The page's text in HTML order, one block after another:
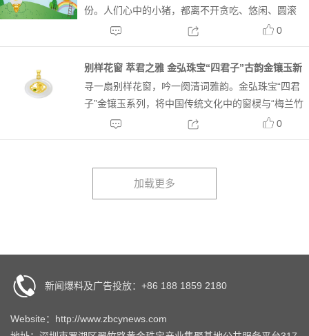
份。人们心中的小猪，都离不开贪吃、悠闲、圆滚
滚、开心又可爱的形象。而生肖属猪的人，也有阔达
自如、有耐性、热情高昂的性格特点。 “他们”性格温
和，勤勤恳恳，偶尔也会天马行空，更多时候“他
0
别样花窗 萃君之雅 金弘珠宝“四君子”古韵金镶玉新
品上市
寻一扇别样花窗，吟一阕清词雅韵。金弘珠宝“四君
子”金镶玉系列，将中国传统文化中的窗棂与“梅兰竹
菊”四君子完美融合，于温润美玉之上，精心绘就一
幅幅逸趣横生的诗意画卷。于光影交错间，演绎淡雅
0
新闻爆料及广告投放：+86 188 1859 2180
Website：http://www.zbcynews.com